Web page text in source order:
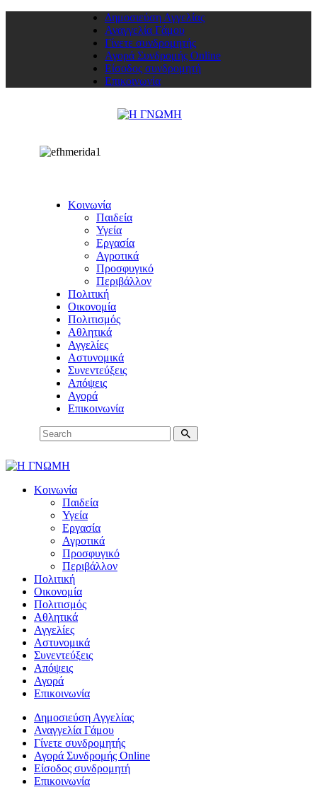
Δημοσιεύση Αγγελίας
Αναγγελία Γάμου
Γίνετε συνδρομητής
Αγορά Συνδρομής Online
Είσοδος συνδρομητή
Επικοινωνία
Κοινωνία
Παιδεία
Υγεία
Εργασία
Αγροτικά
Προσφυγικό
Περιβάλλον
Πολιτική
Οικονομία
Πολιτισμός
Αθλητικά
Αγγελίες
Αστυνομικά
Συνεντεύξεις
Απόψεις
Αγορά
Επικοινωνία
Κοινωνία
Παιδεία
Υγεία
Εργασία
Αγροτικά
Προσφυγικό
Περιβάλλον
Πολιτική
Οικονομία
Πολιτισμός
Αθλητικά
Αγγελίες
Αστυνομικά
Συνεντεύξεις
Απόψεις
Αγορά
Επικοινωνία
Δημοσιεύση Αγγελίας
Αναγγελία Γάμου
Γίνετε συνδρομητής
Αγορά Συνδρομής Online
Είσοδος συνδρομητή
Επικοινωνία